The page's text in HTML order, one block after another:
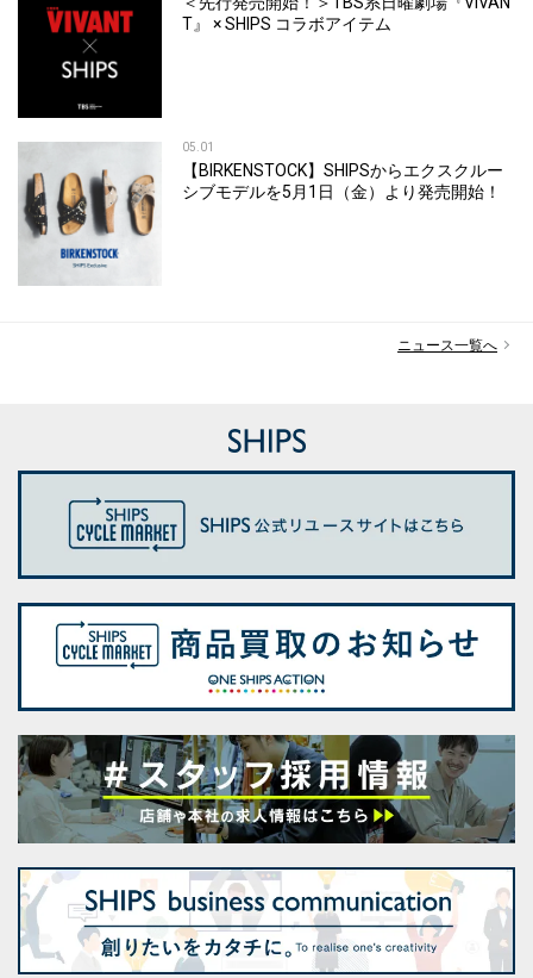
T』 × SHIPS コラボアイテム
05.01
【BIRKENSTOCK】SHIPSからエクスクルー
シブモデルを5月1日（金）より発売開始！
ニュース一覧へ